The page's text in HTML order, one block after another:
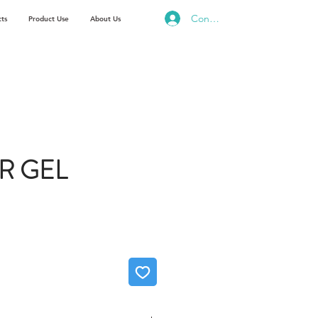
Conectează-te
Product Use About Us
GEL